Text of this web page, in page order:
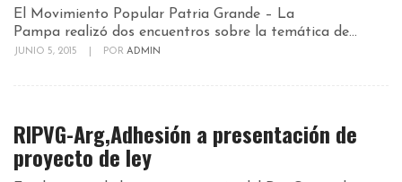
El Movimiento Popular Patria Grande – La
Pampa realizó dos encuentros sobre la temática de...
JUNIO 5, 2015 POR ADMIN
RIPVG-Arg,Adhesión a presentación de
proyecto de ley